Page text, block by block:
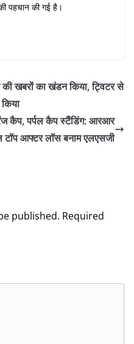
पहचान की गई है।
की खबरों का खंडन किया, ट्विटर से
कैप, पर्पल कैप स्टैंडिंग: आरआर
टॉप आफ्टर लॉस बनाम एलएसजी
published. Required